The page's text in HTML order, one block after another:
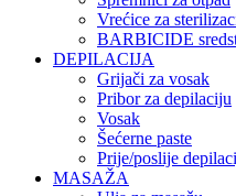
Vrećice za
BARBICIDE
DEPILACIJA
Grijači za vosak
Pribor za depilaciju
Vosak
Šećerne paste
Prije/poslije
MASAŽA